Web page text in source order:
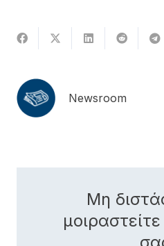
Newsroom
Μη